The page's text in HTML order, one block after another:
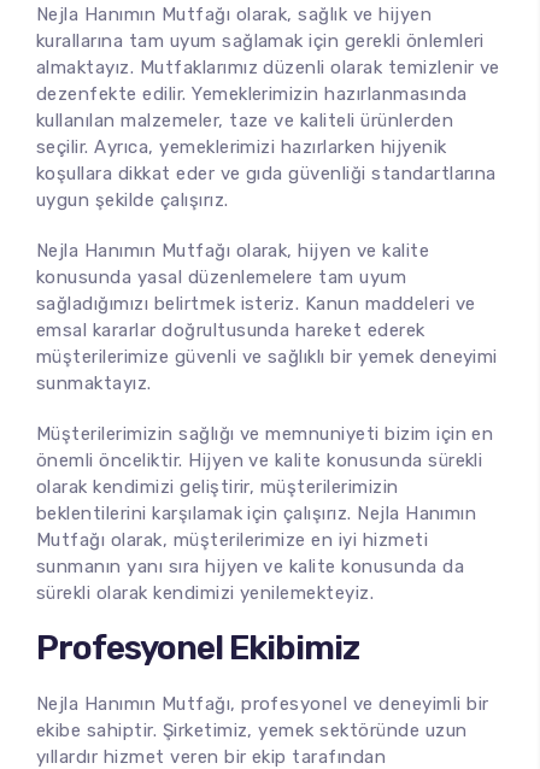
Nejla Hanımın Mutfağı olarak, sağlık ve hijyen
kurallarına tam uyum sağlamak için gerekli önlemleri
almaktayız. Mutfaklarımız düzenli olarak temizlenir ve
dezenfekte edilir. Yemeklerimizin hazırlanmasında
kullanılan malzemeler, taze ve kaliteli ürünlerden
seçilir. Ayrıca, yemeklerimizi hazırlarken hijyenik
koşullara dikkat eder ve gıda güvenliği standartlarına
uygun şekilde çalışırız.
Nejla Hanımın Mutfağı olarak, hijyen ve kalite
konusunda yasal düzenlemelere tam uyum
sağladığımızı belirtmek isteriz. Kanun maddeleri ve
emsal kararlar doğrultusunda hareket ederek
müşterilerimize güvenli ve sağlıklı bir yemek deneyimi
sunmaktayız.
Müşterilerimizin sağlığı ve memnuniyeti bizim için en
önemli önceliktir. Hijyen ve kalite konusunda sürekli
olarak kendimizi geliştirir, müşterilerimizin
beklentilerini karşılamak için çalışırız. Nejla Hanımın
Mutfağı olarak, müşterilerimize en iyi hizmeti
sunmanın yanı sıra hijyen ve kalite konusunda da
sürekli olarak kendimizi yenilemekteyiz.
Profesyonel Ekibimiz
Nejla Hanımın Mutfağı, profesyonel ve deneyimli bir
ekibe sahiptir. Şirketimiz, yemek sektöründe uzun
yıllardır hizmet veren bir ekip tarafından